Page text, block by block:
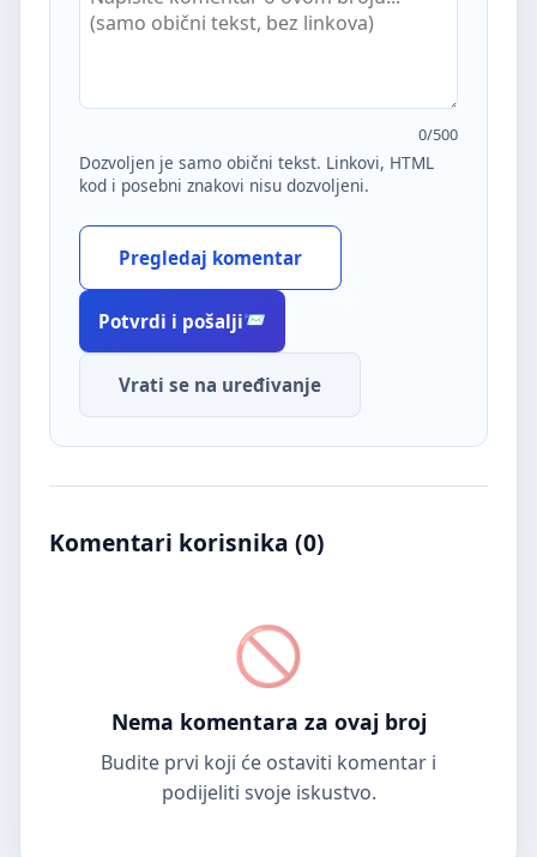
0/500
Dozvoljen je samo obični tekst. Linkovi, HTML
kod i posebni znakovi nisu dozvoljeni.
Pregledaj komentar
Potvrdi i pošalji
Vrati se na uređivanje
Komentari korisnika (0)
Nema komentara za ovaj broj
Budite prvi koji će ostaviti komentar i
podijeliti svoje iskustvo.